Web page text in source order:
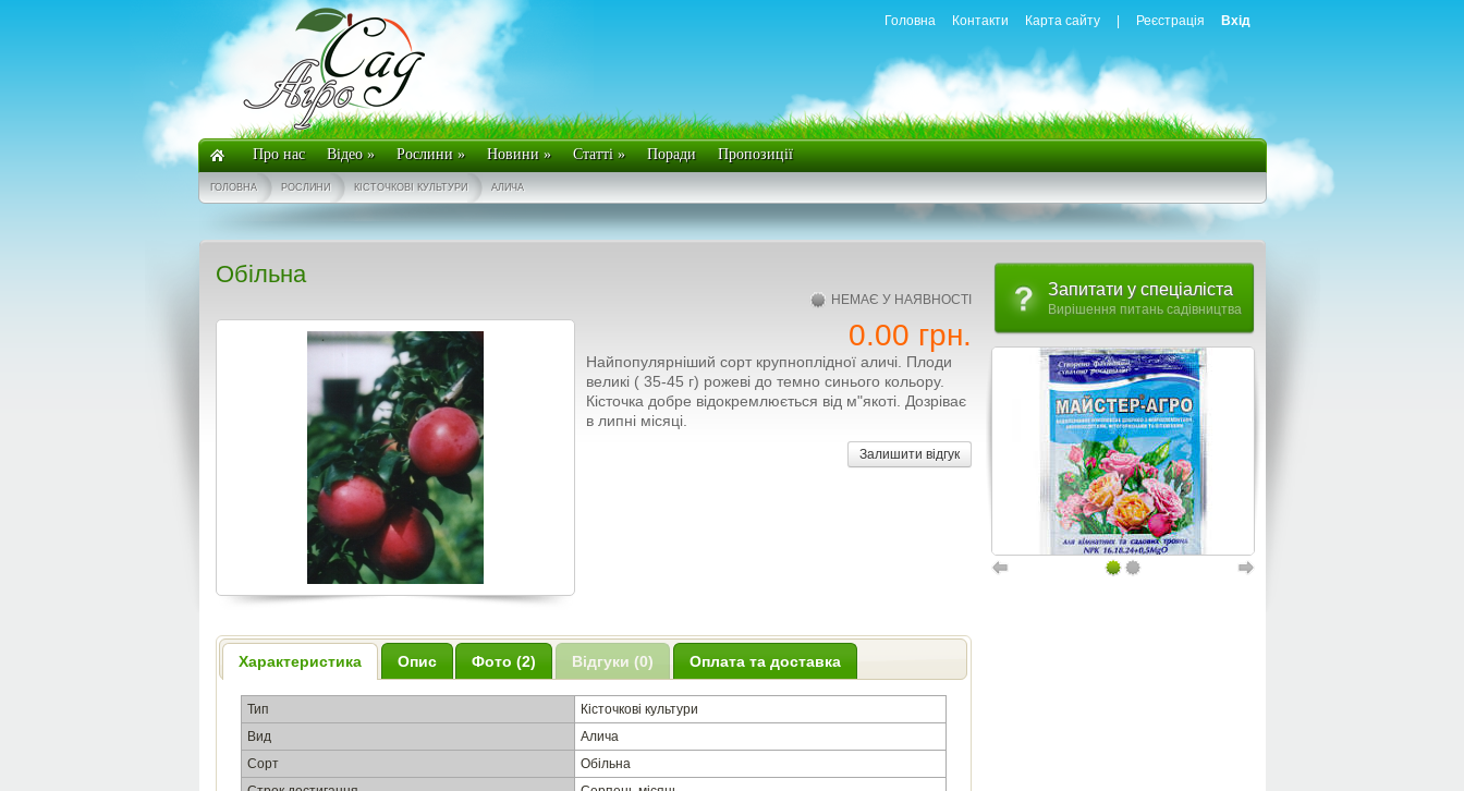
Головна Контакти Карта сайту Реєстрація Вхід
Про нас Відео» Рослини» Новини» Статті» Поради Пропозиції
АЛИЧА
КІСТОЧКОВІ КУЛЬТУРИ
РОСЛИНИ
ГОЛОВНА
Обільна
НЕМАЄ У НАЯВНОСТІ
0.00 грн.
Найпопулярніший сорт крупноплідної аличі. Плоди
великі ( 35-45 г) рожеві до темно синього кольору.
Кісточка добре відокремлюється від м"якоті. Дозріває
в липні місяці.
Залишити відгук
Характеристика Опис Фото (2) Відгуки (0) Оплата та доставка
Тип
Кісточкові культури
Вид
Алича
Сорт
Обільна
Запитати у спеціаліста
Вирішення питань садівництва